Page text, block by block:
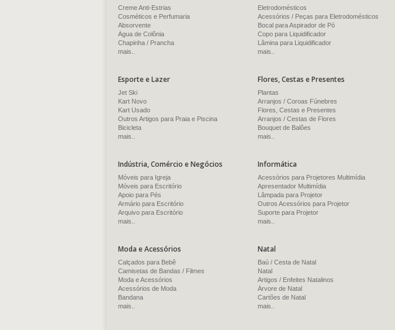
Creme Anti-Estrias
Cosméticos e Perfumaria
Absorvente
Água de Colônia
Chapinha / Prancha
mais..
Eletrodomésticos
Acessórios / Peças para Eletrodomésticos
Bocal para Aspirador de Pó
Copo para Liquidificador
Lâmina para Liquidificador
mais..
Esporte e Lazer
Jet Ski
Kart Novo
Kart Usado
Outros Artigos para Praia e Piscina
Bicicleta
mais..
Flores, Cestas e Presentes
Plantas
Arranjos / Coroas Fúnebres
Flores, Cestas e Presentes
Arranjos / Cestas de Flores
Bouquet de Balões
mais..
Indústria, Comércio e Negócios
Móveis para Igreja
Móveis para Escritório
Apoio para Pés
Armário para Escritório
Arquivo para Escritório
mais..
Informática
Acessórios para Projetores Multimídia
Apresentador Multimídia
Lâmpada para Projetor
Outros Acessórios para Projetor
Suporte para Projetor
mais..
Moda e Acessórios
Calçados para Bebê
Camisetas de Bandas / Filmes
Moda e Acessórios
Acessórios de Moda
Bandana
mais..
Natal
Baú / Cesta de Natal
Natal
Artigos / Enfeites Natalinos
Árvore de Natal
Cartões de Natal
mais..